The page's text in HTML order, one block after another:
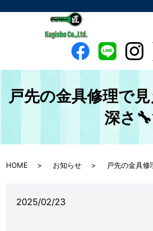
戸先の金具修理で
深さ
HOME お知らせ 戸先の金具修
2025/02/23